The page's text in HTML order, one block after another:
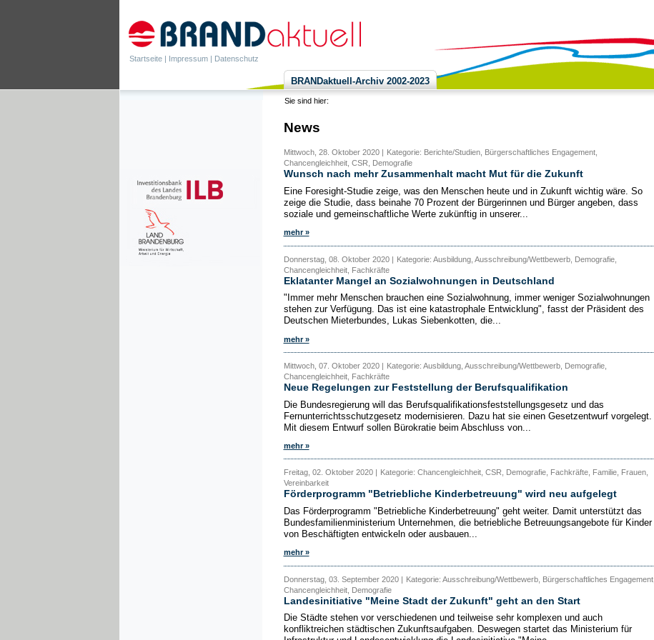
Startseite | Impressum | Datenschutz
BRANDaktuell-Archiv 2002-2023
Sie sind hier:
News
Mittwoch, 28. Oktober 2020 |
Kategorie: Berichte/Studien, Bürgerschaftliches Engagement,
Chancengleichheit, CSR, Demografie
Wunsch nach mehr Zusammenhalt macht Mut für die Zukunft
Eine Foresight-Studie zeige, was den Menschen heute und in Zukunft wichtig wäre. So
zeige die Studie, dass beinahe 70 Prozent der Bürgerinnen und Bürger angeben, dass
soziale und gemeinschaftliche Werte zukünftig in unserer...
mehr »
Donnerstag, 08. Oktober 2020 | Kategorie: Ausbildung, Ausschreibung/Wettbewerb, Demografie,
Chancengleichheit, Fachkräfte
Eklatanter Mangel an Sozialwohnungen in Deutschland
"Immer mehr Menschen brauchen eine Sozialwohnung, immer weniger Sozialwohnungen
stehen zur Verfügung. Das ist eine katastrophale Entwicklung", fasst der Präsident des
Deutschen Mieterbundes, Lukas Siebenkotten, die...
mehr »
Mittwoch, 07. Oktober 2020 | Kategorie: Ausbildung, Ausschreibung/Wettbewerb, Demografie,
Chancengleichheit, Fachkräfte
Neue Regelungen zur Feststellung der Berufsqualifikation
Die Bundesregierung will das Berufsqualifikationsfeststellungsgesetz und das
Fernunterrichtsschutzgesetz modernisieren. Dazu hat sie einen Gesetzentwurf vorgelegt.
Mit diesem Entwurf sollen Bürokratie beim Abschluss von...
mehr »
Freitag, 02. Oktober 2020 |
Kategorie: Chancengleichheit, CSR, Demografie, Fachkräfte, Familie, Frauen,
Vereinbarkeit
Förderprogramm "Betriebliche Kinderbetreuung" wird neu aufgelegt
Das Förderprogramm "Betriebliche Kinderbetreuung" geht weiter. Damit unterstützt das
Bundesfamilienministerium Unternehmen, die betriebliche Betreuungsangebote für Kinder
von Beschäftigten entwickeln oder ausbauen...
mehr »
Donnerstag, 03. September 2020 | Kategorie: Ausschreibung/Wettbewerb, Bürgerschaftliches Engagement,
Chancengleichheit, Demografie
Landesinitiative "Meine Stadt der Zukunft" geht an den Start
Die Städte stehen vor verschiedenen und teilweise sehr komplexen und auch
konfliktreichen städtischen Zukunftsaufgaben. Deswegen startet das Ministerium für